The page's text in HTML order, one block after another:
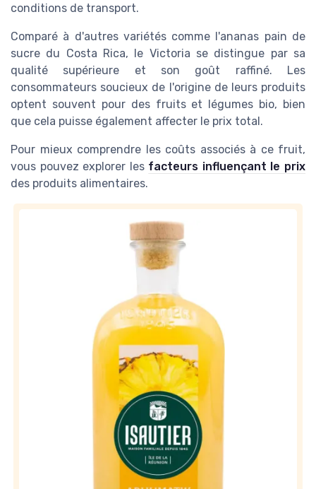
conditions de transport.
Comparé à d'autres variétés comme l'ananas pain de
sucre du Costa Rica, le Victoria se distingue par sa
qualité supérieure et son goût raffiné. Les
consommateurs soucieux de l'origine de leurs produits
optent souvent pour des fruits et légumes bio, bien
que cela puisse également affecter le prix total.
Pour mieux comprendre les coûts associés à ce fruit,
vous pouvez explorer les facteurs influençant le prix
des produits alimentaires.